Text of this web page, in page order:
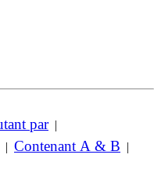
par|
| Contenant A & B |